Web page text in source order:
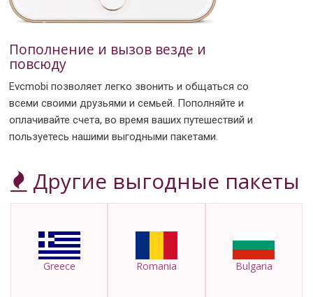
Пополнение и вызов везде и
повсюду
Evcmobi позволяет легко звонить и общаться со
всеми своими друзьями и семьей. Пополняйте и
оплачивайте счета, во время ваших путешествий и
пользуетесь нашими выгодными пакетами.
Другие выгодные пакеты
Greece Romania Bulgaria